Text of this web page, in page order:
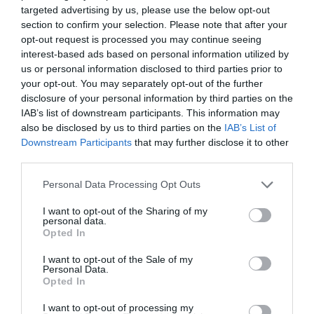
targeted advertising by us, please use the below opt-out
section to confirm your selection. Please note that after your
opt-out request is processed you may continue seeing
interest-based ads based on personal information utilized by
us or personal information disclosed to third parties prior to
your opt-out. You may separately opt-out of the further
disclosure of your personal information by third parties on the
IAB’s list of downstream participants. This information may
also be disclosed by us to third parties on the IAB’s List of
Downstream Participants that may further disclose it to other
Personal Data Processing Opt Outs
I want to opt-out of the Sharing of my
personal data.
Opted In
I want to opt-out of the Sale of my
Personal Data.
Opted In
I want to opt-out of processing my
tan diferents? D'entrada, tenint els millors
professionals de cada àmbit
aromistes reconeguts. Per exemple, si treballen
en un xiclet, contracten el millor mestre confiter. I
tot plegat amb una forma de funcionar com si
fossin petits negocis independents: "Som moltes
petites Carinses".
elaborar les millors hamburgueses veganes.
"Cada any incorporem nous sectors", apunten. A
més, compten amb una mena de planta pilot on
on reprodueixen les indústries amb qui treballen.